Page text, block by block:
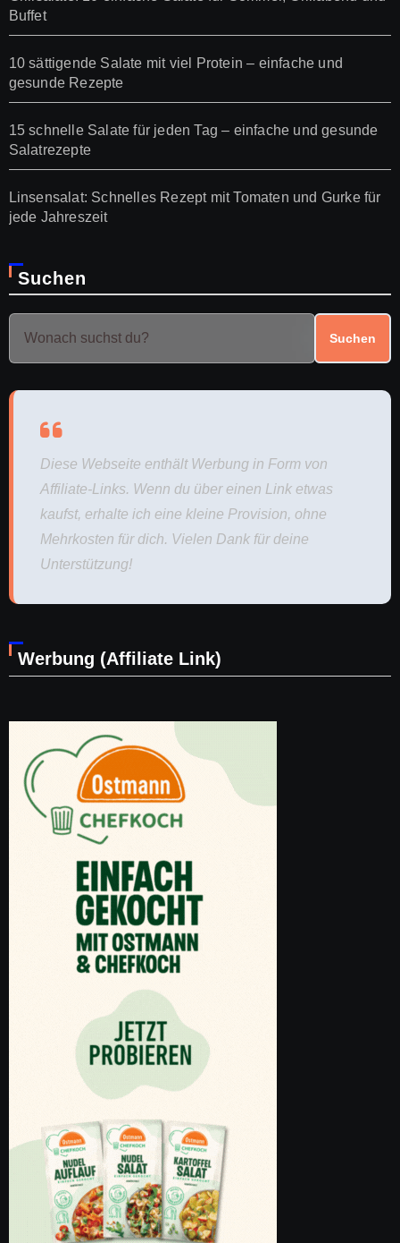
Buffet
10 sättigende Salate mit viel Protein – einfache und
gesunde Rezepte
15 schnelle Salate für jeden Tag – einfache und gesunde
Salatrezepte
Linsensalat: Schnelles Rezept mit Tomaten und Gurke für
jede Jahreszeit
Suchen
Suchen
Diese Webseite enthält Werbung in Form von
Affiliate-Links. Wenn du über einen Link etwas
kaufst, erhalte ich eine kleine Provision, ohne
Mehrkosten für dich. Vielen Dank für deine
Unterstützung!
Werbung (Affiliate Link)